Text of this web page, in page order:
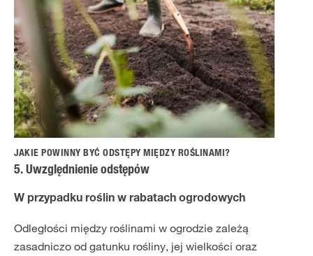
JAKIE POWINNY BYĆ ODSTĘPY MIĘDZY ROŚLINAMI?
5. Uwzględnienie odstępów
W przypadku roślin w rabatach ogrodowych
Odległości między roślinami w ogrodzie zależą
zasadniczo od gatunku rośliny, jej wielkości oraz